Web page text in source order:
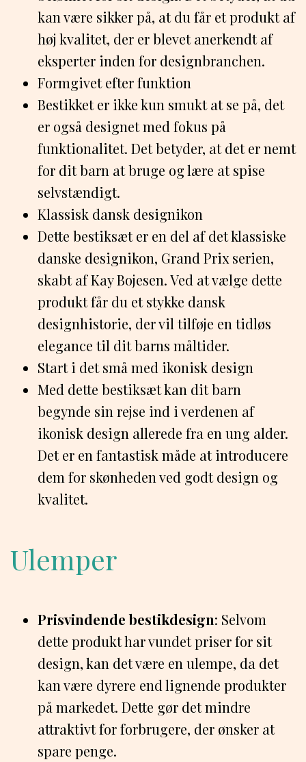
kan være sikker på, at du får et produkt af
høj kvalitet, der er blevet anerkendt af
eksperter inden for designbranchen.
Formgivet efter funktion
Bestikket er ikke kun smukt at se på, det
er også designet med fokus på
funktionalitet. Det betyder, at det er nemt
for dit barn at bruge og lære at spise
selvstændigt.
Klassisk dansk designikon
Dette bestiksæt er en del af det klassiske
danske designikon, Grand Prix serien,
skabt af Kay Bojesen. Ved at vælge dette
produkt får du et stykke dansk
designhistorie, der vil tilføje en tidløs
elegance til dit barns måltider.
Start i det små med ikonisk design
Med dette bestiksæt kan dit barn
begynde sin rejse ind i verdenen af
ikonisk design allerede fra en ung alder.
Det er en fantastisk måde at introducere
dem for skønheden ved godt design og
kvalitet.
Ulemper
Prisvindende bestikdesign: Selvom
dette produkt har vundet priser for sit
design, kan det være en ulempe, da det
kan være dyrere end lignende produkter
på markedet. Dette gør det mindre
attraktivt for forbrugere, der ønsker at
spare penge.